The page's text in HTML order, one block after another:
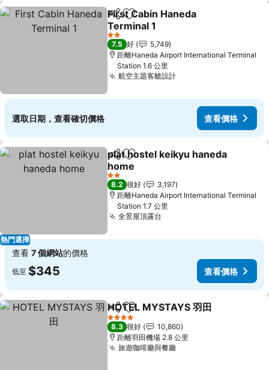
分享 放到收藏夾
First Cabin Haneda
Terminal 1
2 星級
7.5 好
5,749
距離Haneda Airport International Terminal
Station 1.6 公里
航空主題客艙設計
選取日期，查看確切價格 查看價格
熱門選擇
分享 放到收藏夾
plat hostel keikyu haneda
home
2 星級
8.2 很好
3,197
距離Haneda Airport International Terminal
Station 1.7 公里
全景屋頂露台
查看 7 個網站的價格
低至 $345 查看價格
分享 放到收藏夾
HOTEL MYSTAYS 羽田
4 星級
8.3 很好
10,860
距離羽田機場 2.8 公里
旅遊咖啡廳與餐廳